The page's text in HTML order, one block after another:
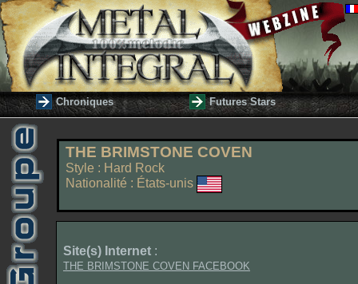
Chroniques Futures Stars
THE BRIMSTONE COVEN
Style : Hard Rock
Nationalité : États-unis
Site(s) Internet :
THE BRIMSTONE COVEN FACEBOOK